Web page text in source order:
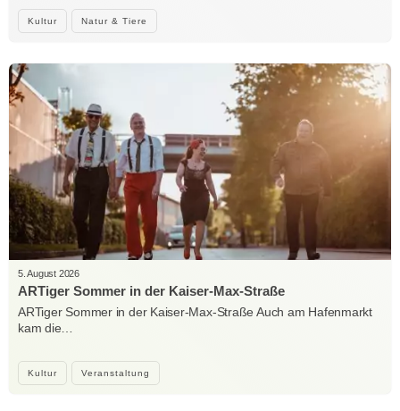
Kultur Natur & Tiere
Kultur Veranstaltung
5. August 2026
ARTiger Sommer in der Kaiser-Max-Straße
ARTiger Sommer in der Kaiser-Max-Straße Auch am Hafenmarkt
kam die…